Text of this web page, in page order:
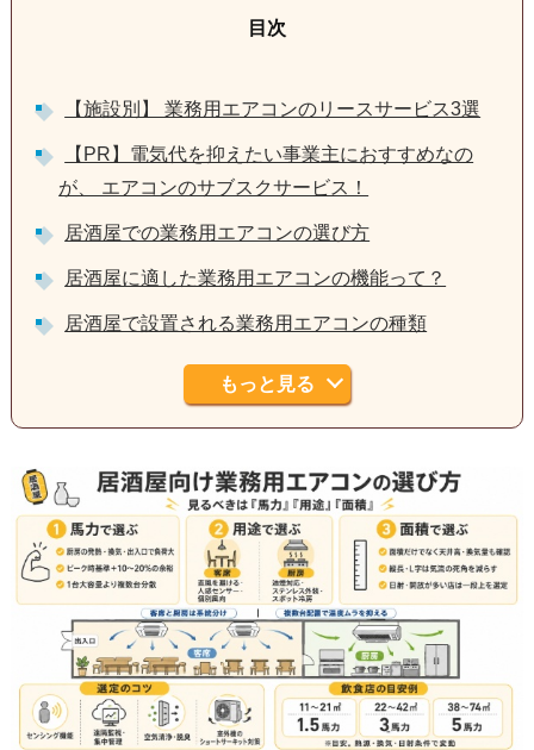
【施設別】 業務用エアコンのリースサービス3選
【PR】電気代を抑えたい事業主におすすめなの
が、 エアコンのサブスクサービス！
居酒屋での業務用エアコンの選び方
居酒屋に適した業務用エアコンの機能って？
居酒屋で設置される業務用エアコンの種類
もっと見る